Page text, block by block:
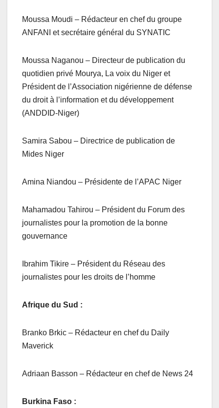
Moussa Moudi – Rédacteur en chef du groupe
ANFANI et secrétaire général du SYNATIC
Moussa Naganou – Directeur de publication du
quotidien privé Mourya, La voix du Niger et
Président de l’Association nigérienne de défense
du droit à l’information et du développement
(ANDDID-Niger)
Samira Sabou – Directrice de publication de
Mides Niger
Amina Niandou – Présidente de l’APAC Niger
Mahamadou Tahirou – Président du Forum des
journalistes pour la promotion de la bonne
gouvernance
Ibrahim Tikire – Président du Réseau des
journalistes pour les droits de l’homme
Afrique du Sud :
Branko Brkic – Rédacteur en chef du Daily
Maverick
Adriaan Basson – Rédacteur en chef de News 24
Burkina Faso :